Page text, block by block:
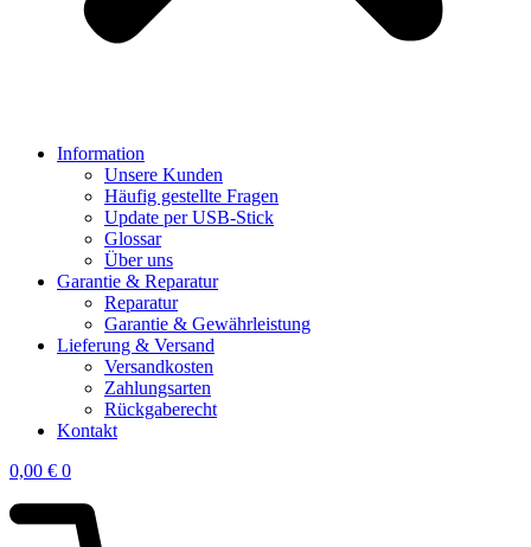
Information
Unsere Kunden
Häufig gestellte Fragen
Update per USB-Stick
Glossar
Über uns
Garantie & Reparatur
Reparatur
Garantie & Gewährleistung
Lieferung & Versand
Versandkosten
Zahlungsarten
Rückgaberecht
Kontakt
0,00 € 0